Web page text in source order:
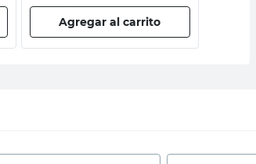
Agregar al carrito